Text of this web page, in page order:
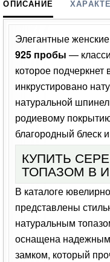
ОПИСАНИЕ
Элегантные
925 пробы —
которое
инкрустировано
натуральной
родиевому
благородный блеск
КУПИТЬ
ТОПАЗОМ В
В каталоге
представлены
натуральным
оснащена
замком, который